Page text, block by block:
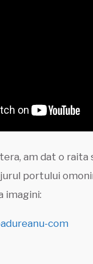
am dat o raita
portului
imagini: